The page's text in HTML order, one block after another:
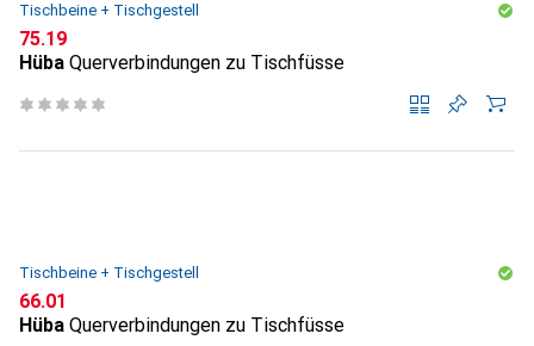
Tischbeine + Tischgestell
CHF
75.19
Hüba Querverbindungen zu Tischfüsse
Tischbeine + Tischgestell
CHF
66.01
Hüba Querverbindungen zu Tischfüsse